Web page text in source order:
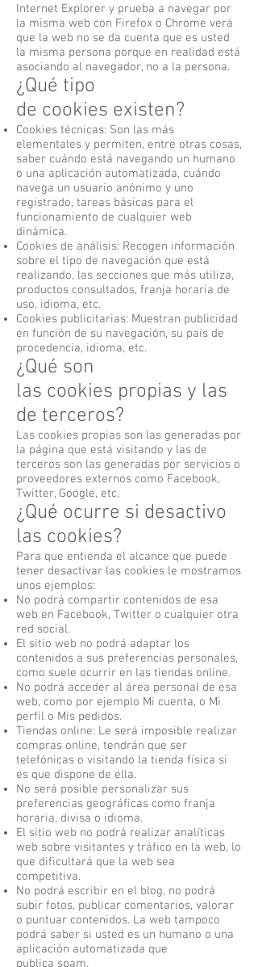
Internet Explorer y prueba a navegar por
la misma web con Firefox o Chrome verá
que la web no se da cuenta que es usted
la misma persona porque en realidad está
asociando al navegador, no a la persona.
¿Qué tipo
de cookies existen?
Cookies técnicas: Son las más
elementales y permiten, entre otras cosas,
saber cuándo está navegando un humano
o una aplicación automatizada, cuándo
navega un usuario anónimo y uno
registrado, tareas básicas para el
funcionamiento de cualquier web
dinámica.
Cookies de análisis: Recogen información
sobre el tipo de navegación que está
realizando, las secciones que más utiliza,
productos consultados, franja horaria de
uso, idioma, etc.
Cookies publicitarias: Muestran publicidad
en función de su navegación, su país de
procedencia, idioma, etc.
¿Qué son
las cookies propias y las
de terceros?
Las cookies propias son las generadas por
la página que está visitando y las de
terceros son las generadas por servicios o
proveedores externos como Facebook,
Twitter, Google, etc.
¿Qué ocurre si desactivo
las cookies?
Para que entienda el alcance que puede
tener desactivar las cookies le mostramos
unos ejemplos:
No podrá compartir contenidos de esa
web en Facebook, Twitter o cualquier otra
red social.
El sitio web no podrá adaptar los
contenidos a sus preferencias personales,
como suele ocurrir en las tiendas online.
No podrá acceder al área personal de esa
web, como por ejemplo Mi cuenta, o Mi
perfil o Mis pedidos.
Tiendas online: Le será imposible realizar
compras online, tendrán que ser
telefónicas o visitando la tienda física si
es que dispone de ella.
No será posible personalizar sus
preferencias geográficas como franja
horaria, divisa o idioma.
El sitio web no podrá realizar analíticas
web sobre visitantes y tráfico en la web, lo
que dificultará que la web sea
competitiva.
No podrá escribir en el blog, no podrá
subir fotos, publicar comentarios, valorar
o puntuar contenidos. La web tampoco
podrá saber si usted es un humano o una
aplicación automatizada que
publica spam.